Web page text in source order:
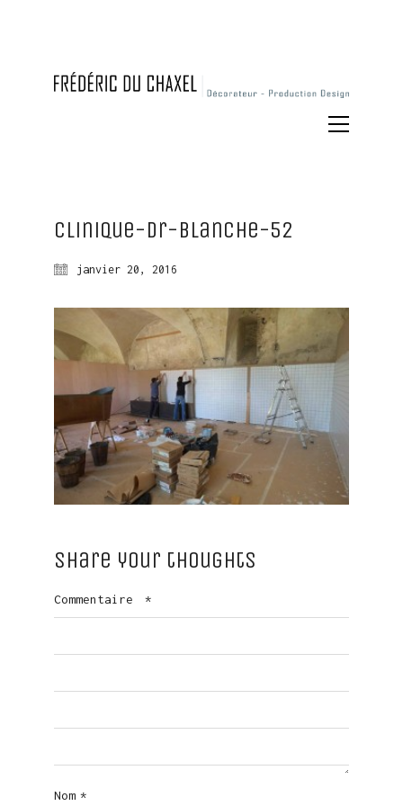
Clinique-dr-blanche-52
janvier 20, 2016
Share your thoughts
Commentaire *
Nom *